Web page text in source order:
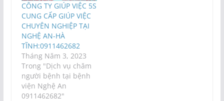
CÔNG TY GIÚP VIỆC 5S
CUNG CẤP GIÚP VIỆC
CHUYÊN NGHIỆP TẠI
NGHỆ AN-HÀ
TĨNH:0911462682
Tháng Năm 3, 2023
Trong "Dịch vụ chăm
người bệnh tại bệnh
viện Nghệ An
0911462682"